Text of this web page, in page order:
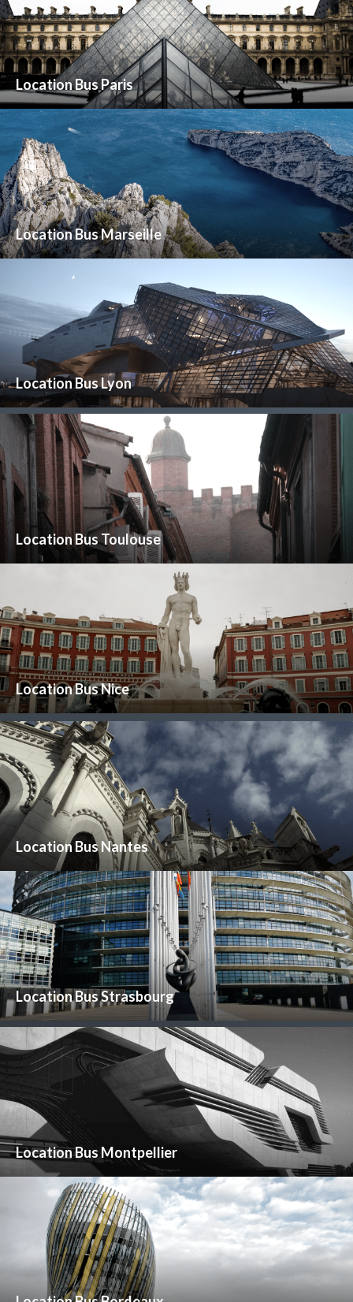
Location Bus Paris
Location Bus Marseille
Location Bus Lyon
Location Bus Toulouse
Location Bus Nice
Location Bus Nantes
Location Bus Strasbourg
Location Bus Montpellier